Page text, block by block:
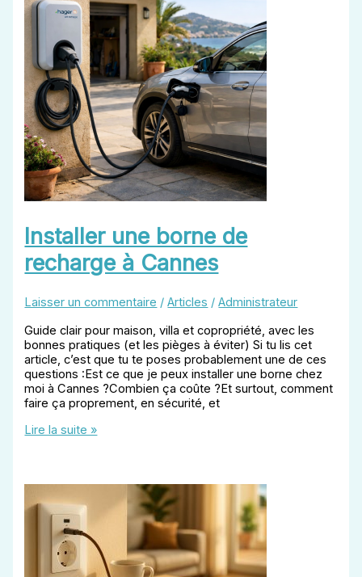
Installer une borne de
recharge à Cannes
Laisser un commentaire /Articles /Administrateur
Guide clair pour maison, villa et copropriété, avec les
bonnes pratiques (et les pièges à éviter) Si tu lis cet
article, c’est que tu te poses probablement une de ces
questions :Est ce que je peux installer une borne chez
moi à Cannes ?Combien ça coûte ?Et surtout, comment
faire ça proprement, en sécurité, et
Installer
recharge
Cannes
Lire la suite »